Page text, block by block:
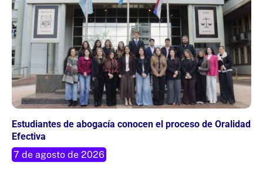
Estudiantes de abogacía conocen el proceso de Oralidad
Efectiva
7 de agosto de 2026